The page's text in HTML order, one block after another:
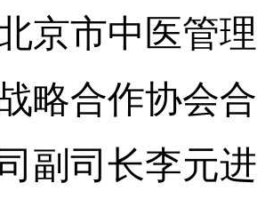
市中医管理
略合作协会
副司长李元